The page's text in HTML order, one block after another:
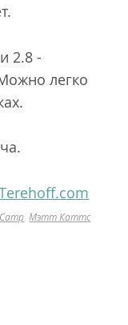
2.8 -
легко
Мэтт Каттс